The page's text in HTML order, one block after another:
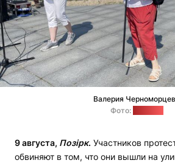
Валерия
Фото:
9 августа, Позірк. Участников
обвиняют в том, что они вышли на